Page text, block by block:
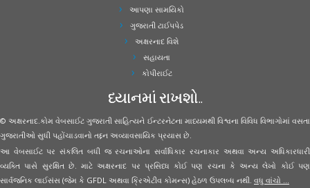
આપણા સામયિકો
ગુજરાતી ટાઈપપેડ
અક્ષરનાદ વિશે
સહાયતા
કોપીરાઈટ
ધ્યાનમાં રાખશો..
© અક્ષરનાદ.કોમ વેબસાઈટ ગુજરાતી સાહિત્યને ઈન્ટરનેટના માધ્યમથી વિશ્વના વિવિધ વિભાગોમાં વસતા
ગુજરાતીઓ સુધી પહોંચાડવાનો તદ્દન અવ્યાવસાયિક પ્રયાસ છે.
આ વેબસાઈટ પર સંકલિત બધી જ રચનાઓના સર્વાધિકાર રચનાકાર અથવા અન્ય અધિકારધારી
વ્યક્તિ પાસે સુરક્ષિત છે. માટે અક્ષરનાદ પર પ્રસિધ્ધ કોઈ પણ રચના કે અન્ય લેખો કોઈ પણ
સાર્વજનિક લાઈસંસ (જેમ કે GFDL અથવા ક્રિએટીવ કોમન્સ) હેઠળ ઉપલબ્ધ નથી. વધુ વાંચો ...